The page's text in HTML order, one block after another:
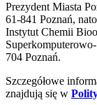
Prezydent Miasta
61-841 Poznań,
Instytut Chemii
704 Poznań.
Szczegółowe
znajdują się w